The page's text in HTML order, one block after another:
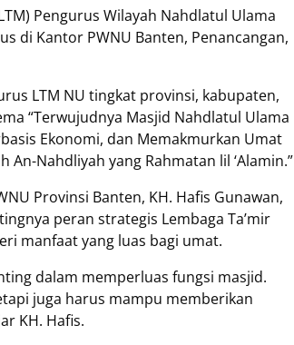
Pengurus Wilayah Nahdlatul Ulama
di Kantor PWNU Banten, Penancangan,
LTM NU tingkat provinsi, kabupaten,
“Terwujudnya Masjid Nahdlatul Ulama
Ekonomi, dan Memakmurkan Umat
An-Nahdliyah yang Rahmatan lil ‘Alamin.”
Provinsi Banten, KH. Hafis Gunawan,
peran strategis Lembaga Ta’mir
manfaat yang luas bagi umat.
dalam memperluas fungsi masjid.
juga harus mampu memberikan
KH. Hafis.